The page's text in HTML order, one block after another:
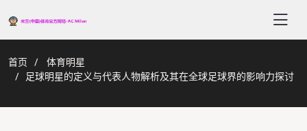
首页
体育明星
足球明星的定义与代表人物解析及其在全球足球界的影响力探讨